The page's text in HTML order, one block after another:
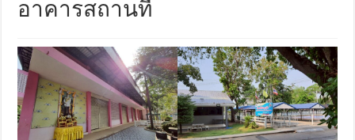
อาคารสถานที่